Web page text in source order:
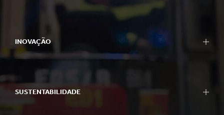
Displays
Maquinário para Embalagens
Papel e Papelão
INOVAÇÃO
Abordagem para Inovação
Áreas de P&D
SUSTENTABILIDADE